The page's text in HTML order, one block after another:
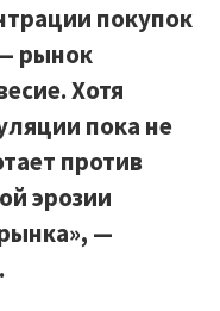
покупок
рынок
Хотя
пока не
против
эрозии
—